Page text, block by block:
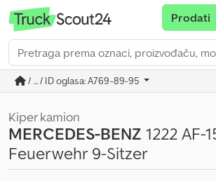
Prodati
/ ... / ID oglasa: A769-89-95
Kiper kamion
MERCEDES-BENZ 1222 AF-
Feuerwehr 9-Sitzer